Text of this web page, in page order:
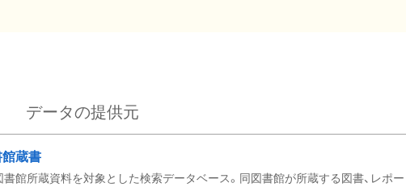
データの提供元
蔵書
館所蔵資料を対象とした検索データベース。同図書館が所蔵する図書、レポー